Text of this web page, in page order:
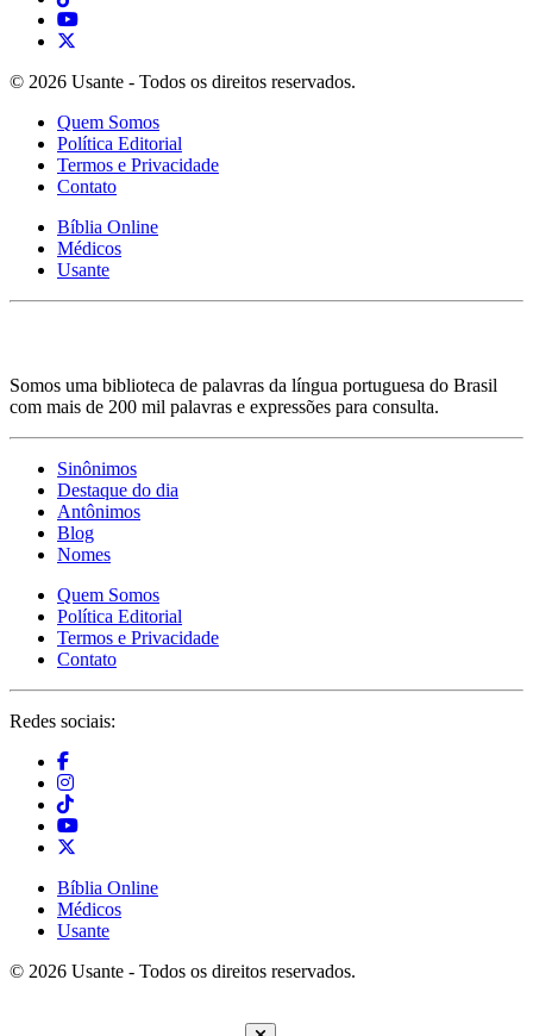
© 2026 Usante - Todos os direitos reservados.
Quem Somos
Política Editorial
Termos e Privacidade
Contato
Bíblia Online
Médicos
Usante
Somos uma biblioteca de palavras da língua portuguesa do Brasil
com mais de 200 mil palavras e expressões para consulta.
Sinônimos
Destaque do dia
Antônimos
Blog
Nomes
Quem Somos
Política Editorial
Termos e Privacidade
Contato
Redes sociais:
Bíblia Online
Médicos
Usante
© 2026 Usante - Todos os direitos reservados.